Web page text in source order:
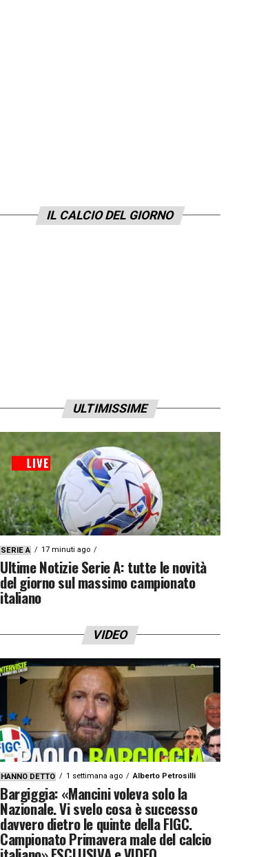
IL CALCIO DEL GIORNO
ULTIMISSIME
SERIE A 17 minuti ago
Ultime Notizie Serie A: tutte le novità
del giorno sul massimo campionato
italiano
VIDEO
HANNO DETTO 1 settimana ago Alberto Petrosilli
Bargiggia: «Mancini voleva solo la
Nazionale. Vi svelo cosa è successo
davvero dietro le quinte della FIGC.
Campionato Primavera male del calcio